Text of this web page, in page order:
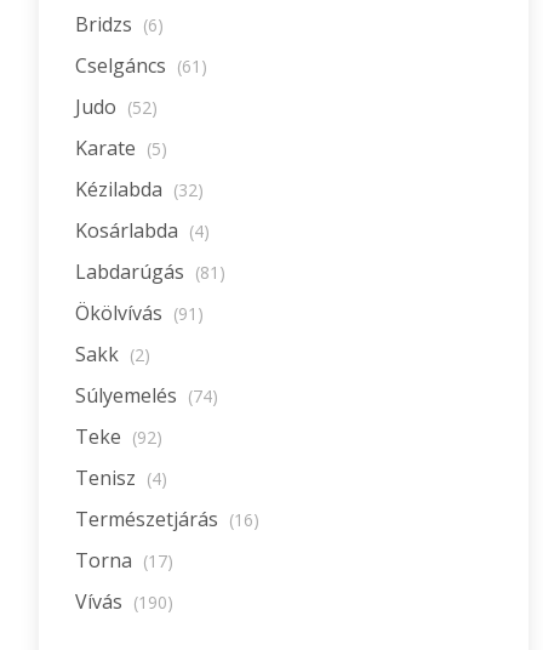
Bridzs (6)
Cselgáncs (61)
Judo (52)
Karate (5)
Kézilabda (32)
Kosárlabda (4)
Labdarúgás (81)
Ökölvívás (91)
Sakk (2)
Súlyemelés (74)
Teke (92)
Tenisz (4)
Természetjárás (16)
Torna (17)
Vívás (190)